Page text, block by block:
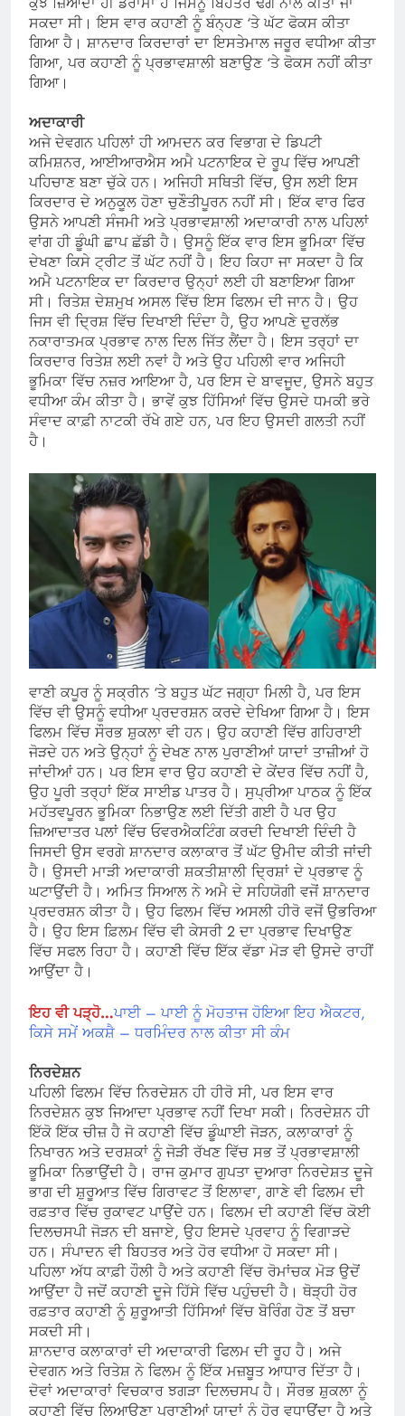
ਸਕਦਾ ਸੀ। ਇਸ ਵਾਰ ਕਹਾਣੀ ਨੂੰ ਬੰਨ੍ਹਣ ‘ਤੇ ਘੱਟ ਫੋਕਸ ਕੀਤਾ
ਗਿਆ ਹੈ। ਸ਼ਾਨਦਾਰ ਕਿਰਦਾਰਾਂ ਦਾ ਇਸਤੇਮਾਲ ਜਰੂਰ ਵਧੀਆ ਕੀਤਾ
ਗਿਆ, ਪਰ ਕਹਾਣੀ ਨੂੰ ਪ੍ਰਭਾਵਸ਼ਾਲੀ ਬਣਾਉਣ ‘ਤੇ ਫੋਕਸ ਨਹੀਂ ਕੀਤਾ
ਗਿਆ।
ਅਦਾਕਾਰੀ
ਅਜੇ ਦੇਵਗਨ ਪਹਿਲਾਂ ਹੀ ਆਮਦਨ ਕਰ ਵਿਭਾਗ ਦੇ ਡਿਪਟੀ
ਕਮਿਸ਼ਨਰ, ਆਈਆਰਐਸ ਅਮੈ ਪਟਨਾਇਕ ਦੇ ਰੂਪ ਵਿੱਚ ਆਪਣੀ
ਪਹਿਚਾਣ ਬਣਾ ਚੁੱਕੇ ਹਨ। ਅਜਿਹੀ ਸਥਿਤੀ ਵਿੱਚ, ਉਸ ਲਈ ਇਸ
ਕਿਰਦਾਰ ਦੇ ਅਨੁਕੂਲ ਹੋਣਾ ਚੁਣੌਤੀਪੂਰਨ ਨਹੀਂ ਸੀ। ਇੱਕ ਵਾਰ ਫਿਰ
ਉਸਨੇ ਆਪਣੀ ਸੰਜਮੀ ਅਤੇ ਪ੍ਰਭਾਵਸ਼ਾਲੀ ਅਦਾਕਾਰੀ ਨਾਲ ਪਹਿਲਾਂ
ਵਾਂਗ ਹੀ ਡੂੰਘੀ ਛਾਪ ਛੱਡੀ ਹੈ। ਉਸਨੂੰ ਇੱਕ ਵਾਰ ਇਸ ਭੂਮਿਕਾ ਵਿੱਚ
ਦੇਖਣਾ ਕਿਸੇ ਟ੍ਰੀਟ ਤੋਂ ਘੱਟ ਨਹੀਂ ਹੈ। ਇਹ ਕਿਹਾ ਜਾ ਸਕਦਾ ਹੈ ਕਿ
ਅਮੈ ਪਟਨਾਇਕ ਦਾ ਕਿਰਦਾਰ ਉਨ੍ਹਾਂ ਲਈ ਹੀ ਬਣਾਇਆ ਗਿਆ
ਸੀ। ਰਿਤੇਸ਼ ਦੇਸ਼ਮੁਖ ਅਸਲ ਵਿੱਚ ਇਸ ਫਿਲਮ ਦੀ ਜਾਨ ਹੈ। ਉਹ
ਜਿਸ ਵੀ ਦ੍ਰਿਸ਼ ਵਿੱਚ ਦਿਖਾਈ ਦਿੰਦਾ ਹੈ, ਉਹ ਆਪਣੇ ਦੁਰਲੱਭ
ਨਕਾਰਾਤਮਕ ਪ੍ਰਭਾਵ ਨਾਲ ਦਿਲ ਜਿੱਤ ਲੈਂਦਾ ਹੈ। ਇਸ ਤਰ੍ਹਾਂ ਦਾ
ਕਿਰਦਾਰ ਰਿਤੇਸ਼ ਲਈ ਨਵਾਂ ਹੈ ਅਤੇ ਉਹ ਪਹਿਲੀ ਵਾਰ ਅਜਿਹੀ
ਭੂਮਿਕਾ ਵਿੱਚ ਨਜ਼ਰ ਆਇਆ ਹੈ, ਪਰ ਇਸ ਦੇ ਬਾਵਜੂਦ, ਉਸਨੇ ਬਹੁਤ
ਵਧੀਆ ਕੰਮ ਕੀਤਾ ਹੈ। ਭਾਵੇਂ ਕੁਝ ਹਿੱਸਿਆਂ ਵਿੱਚ ਉਸਦੇ ਧਮਕੀ ਭਰੇ
ਸੰਵਾਦ ਕਾਫ਼ੀ ਨਾਟਕੀ ਰੱਖੇ ਗਏ ਹਨ, ਪਰ ਇਹ ਉਸਦੀ ਗਲਤੀ ਨਹੀਂ
ਹੈ।
ਵਾਣੀ ਕਪੂਰ ਨੂੰ ਸਕ੍ਰੀਨ ‘ਤੇ ਬਹੁਤ ਘੱਟ ਜਗ੍ਹਾ ਮਿਲੀ ਹੈ, ਪਰ ਇਸ
ਵਿੱਚ ਵੀ ਉਸਨੂੰ ਵਧੀਆ ਪ੍ਰਦਰਸ਼ਨ ਕਰਦੇ ਦੇਖਿਆ ਗਿਆ ਹੈ। ਇਸ
ਫਿਲਮ ਵਿੱਚ ਸੌਰਭ ਸ਼ੁਕਲਾ ਵੀ ਹਨ। ਉਹ ਕਹਾਣੀ ਵਿੱਚ ਗਹਿਰਾਈ
ਜੋੜਦੇ ਹਨ ਅਤੇ ਉਨ੍ਹਾਂ ਨੂੰ ਦੇਖਣ ਨਾਲ ਪੁਰਾਣੀਆਂ ਯਾਦਾਂ ਤਾਜ਼ੀਆਂ ਹੋ
ਜਾਂਦੀਆਂ ਹਨ। ਪਰ ਇਸ ਵਾਰ ਉਹ ਕਹਾਣੀ ਦੇ ਕੇਂਦਰ ਵਿੱਚ ਨਹੀਂ ਹੈ,
ਉਹ ਪੂਰੀ ਤਰ੍ਹਾਂ ਇੱਕ ਸਾਈਡ ਪਾਤਰ ਹੈ। ਸੁਪ੍ਰੀਆ ਪਾਠਕ ਨੂੰ ਇੱਕ
ਮਹੱਤਵਪੂਰਨ ਭੂਮਿਕਾ ਨਿਭਾਉਣ ਲਈ ਦਿੱਤੀ ਗਈ ਹੈ ਪਰ ਉਹ
ਜ਼ਿਆਦਾਤਰ ਪਲਾਂ ਵਿੱਚ ਓਵਰਐਕਟਿੰਗ ਕਰਦੀ ਦਿਖਾਈ ਦਿੰਦੀ ਹੈ
ਜਿਸਦੀ ਉਸ ਵਰਗੇ ਸ਼ਾਨਦਾਰ ਕਲਾਕਾਰ ਤੋਂ ਘੱਟ ਉਮੀਦ ਕੀਤੀ ਜਾਂਦੀ
ਹੈ। ਉਸਦੀ ਮਾੜੀ ਅਦਾਕਾਰੀ ਸ਼ਕਤੀਸ਼ਾਲੀ ਦ੍ਰਿਸ਼ਾਂ ਦੇ ਪ੍ਰਭਾਵ ਨੂੰ
ਘਟਾਉਂਦੀ ਹੈ। ਅਮਿਤ ਸਿਆਲ ਨੇ ਅਮੈ ਦੇ ਸਹਿਯੋਗੀ ਵਜੋਂ ਸ਼ਾਨਦਾਰ
ਪ੍ਰਦਰਸ਼ਨ ਕੀਤਾ ਹੈ। ਉਹ ਫਿਲਮ ਵਿੱਚ ਅਸਲੀ ਹੀਰੋ ਵਜੋਂ ਉਭਰਿਆ
ਹੈ। ਉਹ ਇਸ ਫ਼ਿਲਮ ਵਿੱਚ ਵੀ ਕੇਸਰੀ 2 ਦਾ ਪ੍ਰਭਾਵ ਦਿਖਾਉਣ
ਵਿੱਚ ਸਫਲ ਰਿਹਾ ਹੈ। ਕਹਾਣੀ ਵਿੱਚ ਇੱਕ ਵੱਡਾ ਮੋੜ ਵੀ ਉਸਦੇ ਰਾਹੀਂ
ਆਉਂਦਾ ਹੈ।
ਇਹ ਵੀ ਪੜ੍ਹੋ…ਪਾਈ – ਪਾਈ ਨੂੰ ਮੋਹਤਾਜ ਹੋਇਆ ਇਹ ਐਕਟਰ,
ਕਿਸੇ ਸਮੇਂ ਅਕਸ਼ੈ – ਧਰਮਿੰਦਰ ਨਾਲ ਕੀਤਾ ਸੀ ਕੰਮ
ਨਿਰਦੇਸ਼ਨ
ਪਹਿਲੀ ਫਿਲਮ ਵਿੱਚ ਨਿਰਦੇਸ਼ਨ ਹੀ ਹੀਰੋ ਸੀ, ਪਰ ਇਸ ਵਾਰ
ਨਿਰਦੇਸ਼ਨ ਕੁਝ ਜਿਆਦਾ ਪ੍ਰਭਾਵ ਨਹੀਂ ਦਿਖਾ ਸਕੀ। ਨਿਰਦੇਸ਼ਨ ਹੀ
ਇੱਕੋ ਇੱਕ ਚੀਜ਼ ਹੈ ਜੋ ਕਹਾਣੀ ਵਿੱਚ ਡੂੰਘਾਈ ਜੋੜਨ, ਕਲਾਕਾਰਾਂ ਨੂੰ
ਨਿਖਾਰਨ ਅਤੇ ਦਰਸ਼ਕਾਂ ਨੂੰ ਜੋੜੀ ਰੱਖਣ ਵਿੱਚ ਸਭ ਤੋਂ ਪ੍ਰਭਾਵਸ਼ਾਲੀ
ਭੂਮਿਕਾ ਨਿਭਾਉਂਦੀ ਹੈ। ਰਾਜ ਕੁਮਾਰ ਗੁਪਤਾ ਦੁਆਰਾ ਨਿਰਦੇਸ਼ਤ ਦੂਜੇ
ਭਾਗ ਦੀ ਸ਼ੁਰੂਆਤ ਵਿੱਚ ਗਿਰਾਵਟ ਤੋਂ ਇਲਾਵਾ, ਗਾਣੇ ਵੀ ਫਿਲਮ ਦੀ
ਰਫ਼ਤਾਰ ਵਿੱਚ ਰੁਕਾਵਟ ਪਾਉਂਦੇ ਹਨ। ਫਿਲਮ ਦੀ ਕਹਾਣੀ ਵਿੱਚ ਕੋਈ
ਦਿਲਚਸਪੀ ਜੋੜਨ ਦੀ ਬਜਾਏ, ਉਹ ਇਸਦੇ ਪ੍ਰਵਾਹ ਨੂੰ ਵਿਗਾੜਦੇ
ਹਨ। ਸੰਪਾਦਨ ਵੀ ਬਿਹਤਰ ਅਤੇ ਹੋਰ ਵਧੀਆ ਹੋ ਸਕਦਾ ਸੀ।
ਪਹਿਲਾ ਅੱਧ ਕਾਫ਼ੀ ਹੌਲੀ ਹੈ ਅਤੇ ਕਹਾਣੀ ਵਿੱਚ ਰੋਮਾਂਚਕ ਮੋੜ ਉਦੋਂ
ਆਉਂਦਾ ਹੈ ਜਦੋਂ ਕਹਾਣੀ ਦੂਜੇ ਹਿੱਸੇ ਵਿੱਚ ਪਹੁੰਚਦੀ ਹੈ। ਥੋੜ੍ਹੀ ਹੋਰ
ਰਫ਼ਤਾਰ ਕਹਾਣੀ ਨੂੰ ਸ਼ੁਰੂਆਤੀ ਹਿੱਸਿਆਂ ਵਿੱਚ ਬੋਰਿੰਗ ਹੋਣ ਤੋਂ ਬਚਾ
ਸਕਦੀ ਸੀ।
ਸ਼ਾਨਦਾਰ ਕਲਾਕਾਰਾਂ ਦੀ ਅਦਾਕਾਰੀ ਫਿਲਮ ਦੀ ਰੂਹ ਹੈ। ਅਜੇ
ਦੇਵਗਨ ਅਤੇ ਰਿਤੇਸ਼ ਨੇ ਫਿਲਮ ਨੂੰ ਇੱਕ ਮਜ਼ਬੂਤ ​​ਆਧਾਰ ਦਿੱਤਾ ਹੈ।
ਦੋਵਾਂ ਅਦਾਕਾਰਾਂ ਵਿਚਕਾਰ ਝਗੜਾ ਦਿਲਚਸਪ ਹੈ। ਸੌਰਭ ਸ਼ੁਕਲਾ ਨੂੰ
ਕਹਾਣੀ ਵਿੱਚ ਲਿਆਉਣਾ ਪੁਰਾਣੀਆਂ ਯਾਦਾਂ ਨੂੰ ਹੋਰ ਵਧਾਉਂਦਾ ਹੈ ਅਤੇ